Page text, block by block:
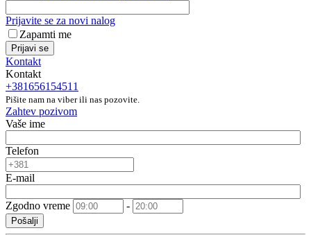
Prijavite se za novi nalog
Zapamti me
Prijavi se
Kontakt
Kontakt
+381656154511
Pišite nam na viber ili nas pozovite.
Zahtev pozivom
Vaše ime
Telefon
E-mail
Zgodno vreme -
Pošalji